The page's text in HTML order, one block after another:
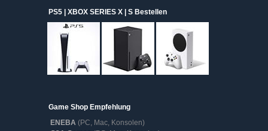
PS5 | XBOX SERIES X | S Bestellen
Game Shop Empfehlung
ENEBA (PC, Mac, Konsolen)